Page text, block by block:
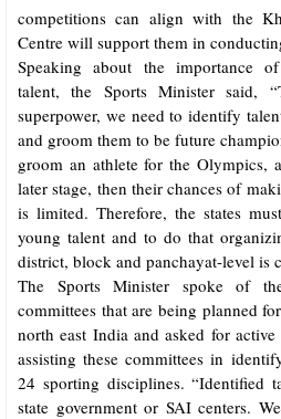
competitions can align with the
Centre will support them in
Speaking about the importance
talent, the Sports Minister said,
superpower, we need to identify
and groom them to be future
groom an athlete for the Olympics,
later stage, then their chances of
is limited. Therefore, the states
young talent and to do that
district, block and panchayat-level is
The Sports Minister spoke of
committees that are being planned
north east India and asked for
assisting these committees in
24 sporting disciplines. “Identified
state government or SAI centers.